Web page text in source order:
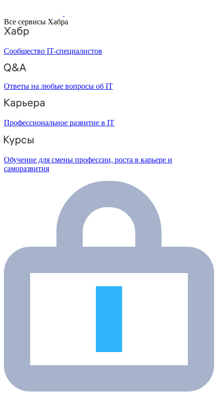
Все сервисы Хабра
Сообщество IT-специалистов
Ответы на любые вопросы об IT
Профессиональное развитие в IT
Обучение для смены профессии, роста в карьере и
саморазвития